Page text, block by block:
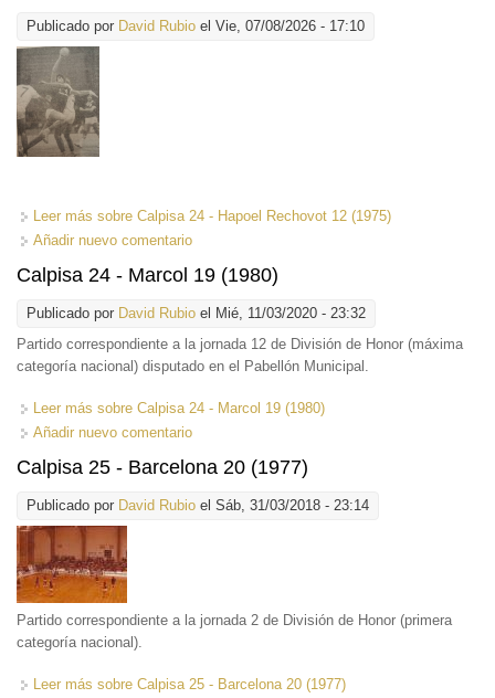
Publicado por David Rubio el Vie, 07/08/2026 - 17:10
Leer más sobre Calpisa 24 - Hapoel Rechovot 12 (1975)
Añadir nuevo comentario
Calpisa 24 - Marcol 19 (1980)
Publicado por David Rubio el Mié, 11/03/2020 - 23:32
Partido correspondiente a la jornada 12 de División de Honor (máxima
categoría nacional) disputado en el Pabellón Municipal.
Leer más sobre Calpisa 24 - Marcol 19 (1980)
Añadir nuevo comentario
Calpisa 25 - Barcelona 20 (1977)
Publicado por David Rubio el Sáb, 31/03/2018 - 23:14
Partido correspondiente a la jornada 2 de División de Honor (primera
categoría nacional).
Leer más sobre Calpisa 25 - Barcelona 20 (1977)